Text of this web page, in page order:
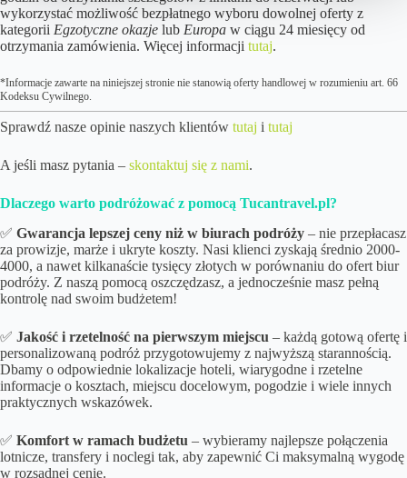
wykorzystać możliwość bezpłatnego wyboru dowolnej oferty z
kategorii Egzotyczne okazje lub Europa w ciągu 24 miesięcy od
otrzymania zamówienia. Więcej informacji tutaj.
*Informacje zawarte na niniejszej stronie nie stanowią oferty handlowej w rozumieniu art. 66
Kodeksu Cywilnego.
Sprawdź nasze opinie naszych klientów tutaj i tutaj
A jeśli masz pytania – skontaktuj się z nami.
Dlaczego warto podróżować z pomocą Tucantravel.pl?
✅ Gwarancja lepszej ceny niż w biurach podróży – nie przepłacasz
za prowizje, marże i ukryte koszty. Nasi klienci zyskają średnio 2000-
4000, a nawet kilkanaście tysięcy złotych w porównaniu do ofert biur
podróży. Z naszą pomocą oszczędzasz, a jednocześnie masz pełną
kontrolę nad swoim budżetem!
✅ Jakość i rzetelność na pierwszym miejscu – każdą gotową ofertę i
personalizowaną podróż przygotowujemy z najwyższą starannością.
Dbamy o odpowiednie lokalizacje hoteli, wiarygodne i rzetelne
informacje o kosztach, miejscu docelowym, pogodzie i wiele innych
praktycznych wskazówek.
✅ Komfort w ramach budżetu – wybieramy najlepsze połączenia
lotnicze, transfery i noclegi tak, aby zapewnić Ci maksymalną wygodę
w rozsądnej cenie.